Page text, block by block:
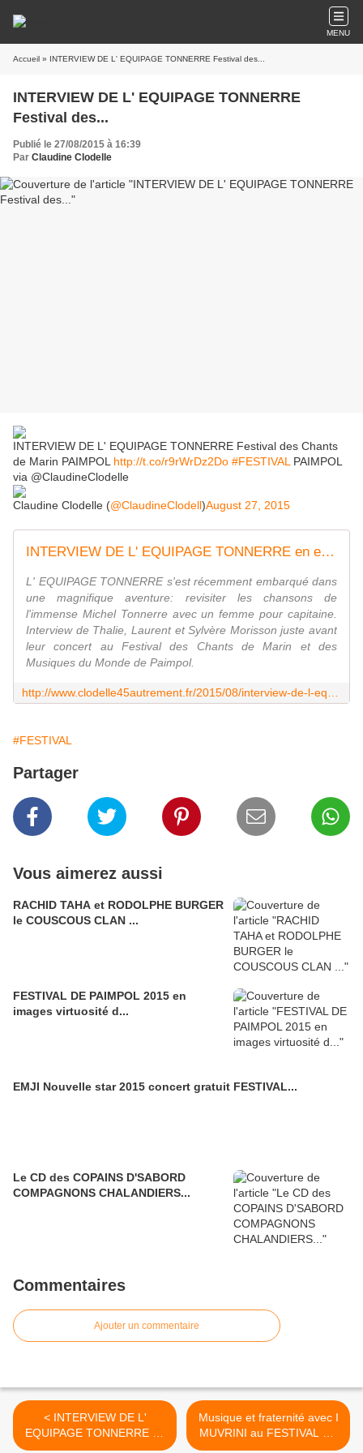
MENU
Accueil » INTERVIEW DE L' EQUIPAGE TONNERRE Festival des...
INTERVIEW DE L' EQUIPAGE TONNERRE
Festival des...
Publié le 27/08/2015 à 16:39
Par Claudine Clodelle
INTERVIEW DE L' EQUIPAGE TONNERRE Festival des Chants
de Marin PAIMPOL http://t.co/r9rWrDz2Do #FESTIVAL PAIMPOL
via @ClaudineClodelle
Claudine Clodelle (@ClaudineClodell)August 27, 2015
INTERVIEW DE L' EQUIPAGE TONNERRE en escale au Festival des Chants de Marin de PAIMPOL - VIVRE AUTREMENT VOS LOISIRS avec Clodelle
L' EQUIPAGE TONNERRE s'est récemment embarqué dans
une magnifique aventure: revisiter les chansons de
l'immense Michel Tonnerre avec un femme pour capitaine.
Interview de Thalie, Laurent et Sylvère Morisson juste avant
leur concert au Festival des Chants de Marin et des
Musiques du Monde de Paimpol.
#FESTIVAL
Partager
Vous aimerez aussi
RACHID TAHA et RODOLPHE BURGER
le COUSCOUS CLAN ...
FESTIVAL DE PAIMPOL 2015 en
images virtuosité d...
EMJI Nouvelle star 2015 concert gratuit FESTIVAL...
Le CD des COPAINS D'SABORD
COMPAGNONS CHALANDIERS...
Commentaires
Ajouter un commentaire
< INTERVIEW DE L'
EQUIPAGE TONNERRE en
escale au Festival des
Musique et fraternité avec I
MUVRINI au FESTIVAL DE
PAIMPOL 2015 >